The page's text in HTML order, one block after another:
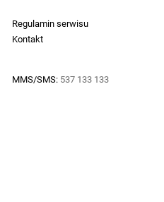
Regulamin serwisu
Kontakt
MMS/SMS: 537 133 133